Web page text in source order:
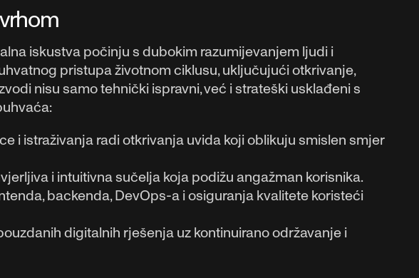
iskustva počinju s dubokim razumijevanjem ljudi i
pristupa životnom ciklusu, uključujući otkrivanje,
nisu samo tehnički ispravni, već i strateški usklađeni s
i istraživanja radi otkrivanja uvida koji oblikuju smislen smjer
i intuitivna sučelja koja podižu angažman korisnika.
backenda, DevOps-a i osiguranja kvalitete koristeći
digitalnih rješenja uz kontinuirano održavanje i